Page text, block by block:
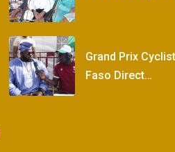
Grand Prix
Faso Direct…